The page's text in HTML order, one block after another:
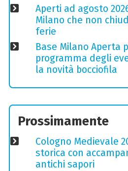
Aperti ad agosto
Milano che non
ferie
Base Milano Aperta
programma degli
la novità bocciofila
Prossimamente
Cologno Medievale
storica con
antichi sapori